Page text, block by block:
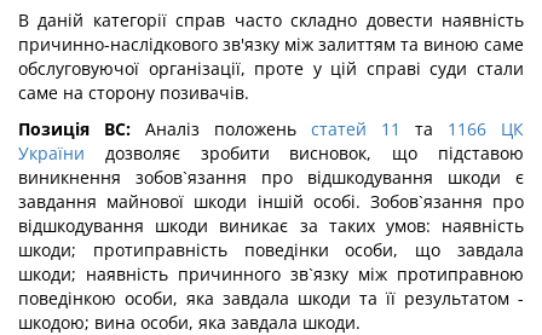
В даній категорії справ часто складно довести наявність
причинно-наслідкового зв'язку між залиттям та виною саме
обслуговуючої організації, проте у цій справі суди стали
саме на сторону позивачів.
Позиція ВС: Аналіз положень статей 11 та 1166 ЦК
України дозволяє зробити висновок, що підставою
виникнення зобов`язання про відшкодування шкоди є
завдання майнової шкоди іншій особі. Зобов`язання про
відшкодування шкоди виникає за таких умов: наявність
шкоди; протиправність поведінки особи, що завдала
шкоди; наявність причинного зв`язку між протиправною
поведінкою особи, яка завдала шкоди та її результатом -
шкодою; вина особи, яка завдала шкоди.